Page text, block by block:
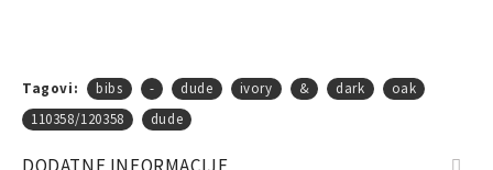
Tagovi: bibs - dude ivory & dark
oak
110358/120358
dude